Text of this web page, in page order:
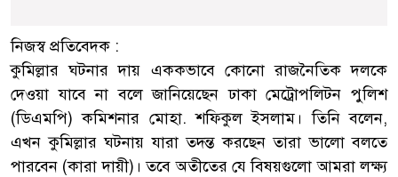
নিজস্ব প্রতিবেদক :
কুমিল্লার ঘটনার দায় এককভাবে কোনো রাজনৈতিক দলকে
দেওয়া যাবে না বলে জানিয়েছেন ঢাকা মেট্রোপলিটন পুলিশ
(ডিএমপি) কমিশনার মোহা. শফিকুল ইসলাম। তিনি বলেন,
এখন কুমিল্লার ঘটনায় যারা তদন্ত করছেন তারা ভালো বলতে
পারবেন (কারা দায়ী)। তবে অতীতের যে বিষয়গুলো আমরা লক্ষ্য